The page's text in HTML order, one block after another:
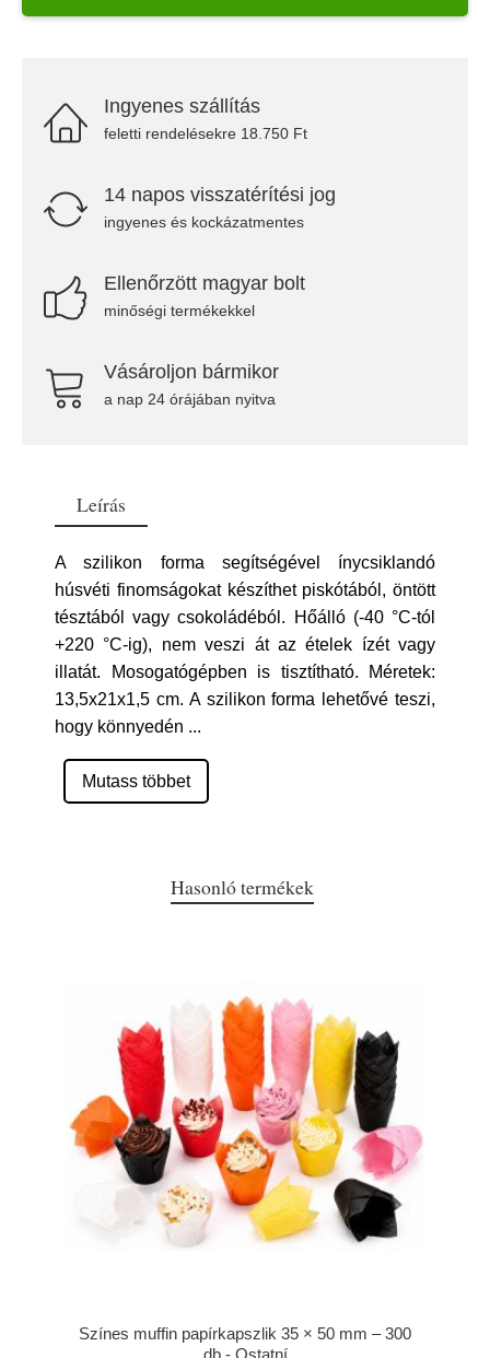
Ingyenes szállítás
feletti rendelésekre 18.750 Ft
14 napos visszatérítési jog
ingyenes és kockázatmentes
Ellenőrzött magyar bolt
minőségi termékekkel
Vásároljon bármikor
a nap 24 órájában nyitva
Leírás
A szilikon forma segítségével ínycsiklandó
húsvéti finomságokat készíthet piskótából, öntött
tésztából vagy csokoládéból. Hőálló (-40 °C-tól
+220 °C-ig), nem veszi át az ételek ízét vagy
illatát. Mosogatógépben is tisztítható. Méretek:
13,5x21x1,5 cm. A szilikon forma lehetővé teszi,
hogy könnyedén ...
Mutass többet
Hasonló termékek
Színes muffin papírkapszlik 35 × 50 mm – 300
db - Ostatní